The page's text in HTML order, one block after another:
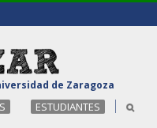
de Zaragoza
ESTUDIANTES